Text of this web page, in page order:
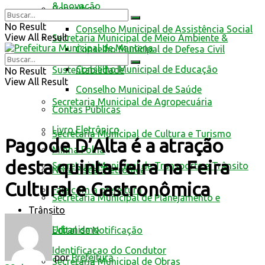
Conselhos
Conselho Municipal de Assistência Social
Conselho Municipal de Defesa Civil
Conselho Municipal de Educação
Conselho Municipal de Saúde
Contas Públicas
Livro Eletrônico
Minha Folha
Nota Fiscal Eletrônica
Fale com a prefeitura
Trânsito
Edital de Notificação
Identificacao do Condutor
& Inovação
Secretaria Municipal de Meio Ambiente &
Sustentabilidade
Secretaria Municipal de Agropecuária
Secretaria Municipal de Cultura e Turismo
Secretaria Municipal de Transporte e Trânsito
Secretaria Municipal de Planejamento e
Urbanismo
Secretaria Municipal de Obras
No Result
View All Result
No Result
View All Result
Pagode D’Alta é a atração
desta quinta-feira na Feira
Cultural e Gastronômica
por Prefeitura